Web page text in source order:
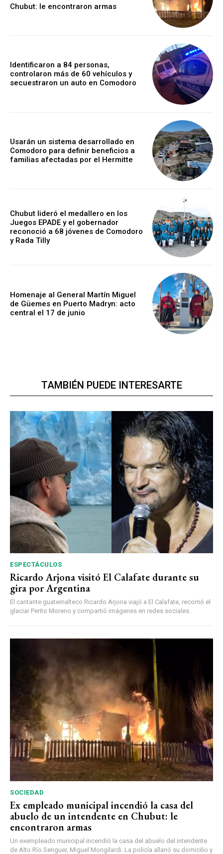
Chubut: le encontraron armas
Identificaron a 84 personas,
controlaron más de 60 vehículos y
secuestraron un auto en Comodoro
Usarán un sistema desarrollado en
Comodoro para definir beneficios a
familias afectadas por el Hermitte
Chubut lideró el medallero en los
Juegos EPADE y el gobernador
reconoció a 68 jóvenes de Comodoro
y Rada Tilly
Homenaje al General Martín Miguel
de Güemes en Puerto Madryn: acto
central el 17 de junio
TAMBIÉN PUEDE INTERESARTE
ESPECTÁCULOS
Ricardo Arjona visitó El Calafate durante su
gira por Argentina
El cantante guatemalteco Ricardo Arjona viajó a El Calafate, recorrió el
glaciar Perito Moreno y compartió imágenes en redes sociales.
SOCIEDAD
Ex empleado municipal incendió la casa del
abuelo de un intendente en Chubut: le
encontraron armas
Un exempleado municipal incendió la casa del abuelo del intendente
de Alto Río Senguer, Miguel Mongilardi. La policía allanó su domicilio y